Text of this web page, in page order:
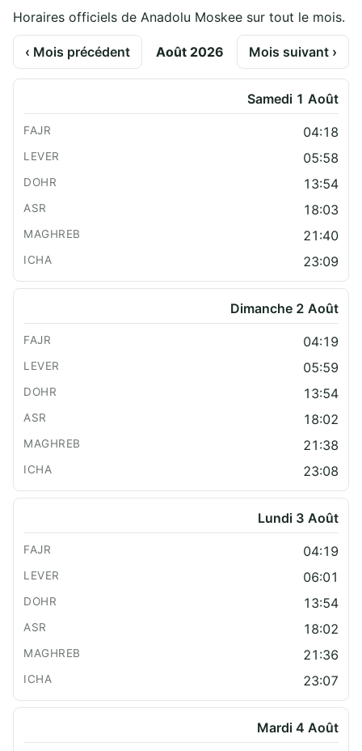
Horaires officiels de Anadolu Moskee sur tout le mois.
‹ Mois précédent Août 2026 Mois suivant ›
Samedi 1 Août
04:18
05:58
13:54
18:03
21:40
23:09
Dimanche 2 Août
04:19
05:59
13:54
18:02
21:38
23:08
Lundi 3 Août
04:19
06:01
13:54
18:02
21:36
23:07
Mardi 4 Août